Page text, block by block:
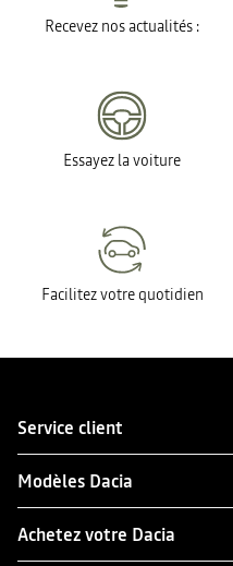
Recevez nos actualités :
Essayez la voiture
Facilitez votre quotidien
Service client
Modèles Dacia
Achetez votre Dacia